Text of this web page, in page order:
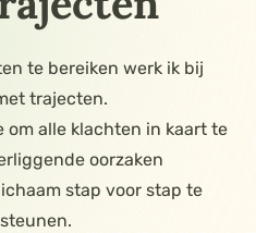
te bereiken werk ik bij
trajecten.
om alle klachten in kaart te
oorzaken
stap voor stap te